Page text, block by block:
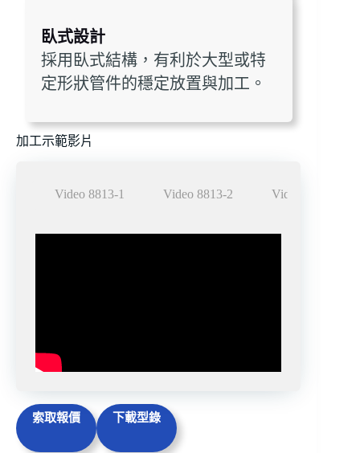
臥式設計
採用臥式結構，有利於大型或特
定形狀管件的穩定放置與加工。
加工示範影片
Video 8813-1 Video 8813-2 Video 8813-3
索取報價 下載型錄